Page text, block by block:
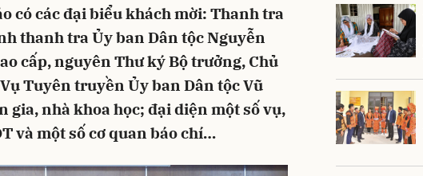
có các đại biểu khách mời: Thanh tra
thanh tra Ủy ban Dân tộc Nguyễn
cấp, nguyên Thư ký Bộ trưởng, Chủ
Tuyên truyền Ủy ban Dân tộc Vũ
gia, nhà khoa học; đại diện một số vụ,
và một số cơ quan báo chí…